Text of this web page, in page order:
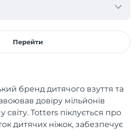
Перейти
бренд дитячого взуття та
довіру мільйонів
світу. Totters піклується про
дитячих ніжок, забезпечує